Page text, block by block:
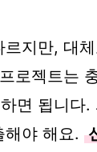
지만, 대
로젝트는
면 됩니다
야 해요.